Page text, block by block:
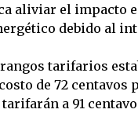
aliviar el impacto
debido al
tarifarios
de 72
tarifarán a 91